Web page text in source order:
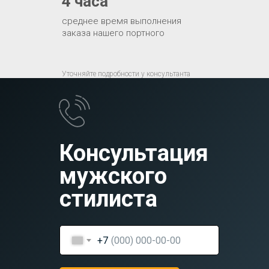
Уточняйте подробности у консультанта
среднее время выполнения
заказа нашего портного
Консультация
мужского
стилиста
+7